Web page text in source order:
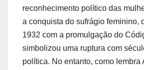
reconhecimento político das
a conquista do sufrágio feminino,
1932 com a promulgação do
simbolizou uma ruptura com
política. No entanto, como lembra